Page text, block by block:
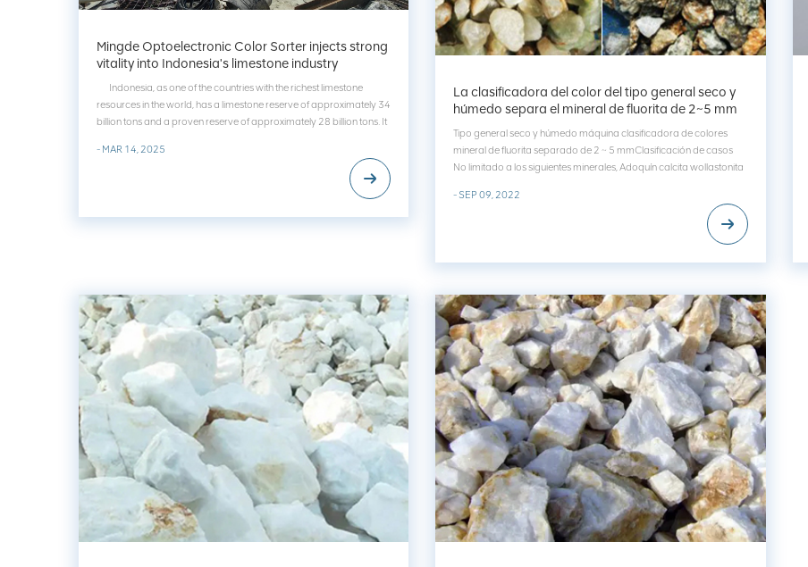
Mingde Optoelectronic Color Sorter injects strong
vitality into Indonesia's limestone industry
Indonesia, as one of the countries with the richest limestone
resources in the world, has a limestone reserve of approximately 34
billion tons and a proven reserve of approximately 28 billion tons. It
Papu...
- MAR 14, 2025
La clasificadora del color del tipo general seco y
húmedo separa el mineral de fluorita de 2~5 mm
Tipo general seco y húmedo máquina clasificadora de colores
mineral de fluorita separado de 2 ~ 5 mmClasificación de casos
No limitado a los siguientes minerales, Adoquín calcita wollastonita
Tungsteno Carbonato de calcio ...
- SEP 09, 2022